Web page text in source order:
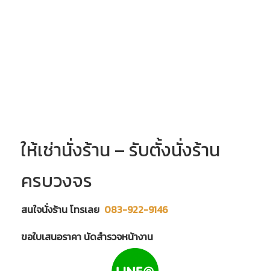
ให้เช่านั่งร้าน – รับตั้งนั่งร้าน
ครบวงจร
สนใจนั่งร้าน โทรเลย 083-922-9146
ขอใบเสนอราคา นัดสำรวจหน้างาน